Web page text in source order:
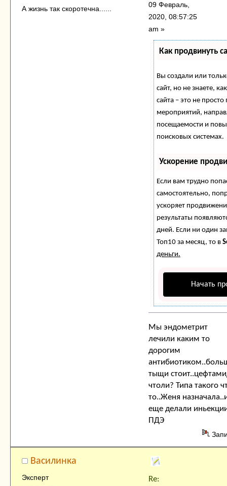
А жизнь так скоротечна......
09 Февраль,
2020, 08:57:25
am »
Как продвинуть
Вы создали или
сайт, но не знаете,
сайта – это не
мероприятий,
посещаемости и
поисковых системах.
Ускорение
Если вам трудно
самостоятельно,
ускоряет
результаты
дней. Если ни один
Топ10 за месяц, то в
деньги.
Начать
Мы эндометрит
лечили каким то
дорогим
тыщи
чтоли? Типа такого
то..Женя
еще делали
ПДЭ
Василинка
Эксперт
Re: